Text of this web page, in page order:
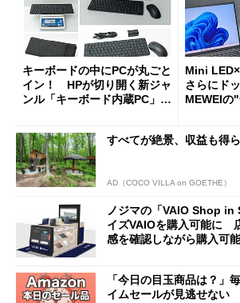
キーボードの中にPCが丸ごと
イン！ HPが切り開く新ジャ
ンル「キーボード内蔵PC」の
Mini
さらにド
MEWEIの
すべてが絶景、収益も得
AD（COCO VILLA on GOETHE）
ノジマの「VAIO Shop in
イズVAIOを購入可能に
感を確認しながら購入可能
「今日の目玉商品は？」
イムセールが見逃せない